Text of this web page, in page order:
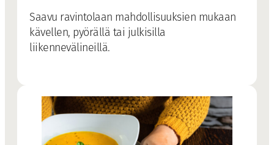
Saavu ravintolaan mahdollisuuksien mukaan
kävellen, pyörällä tai julkisilla
liikennevälineillä.